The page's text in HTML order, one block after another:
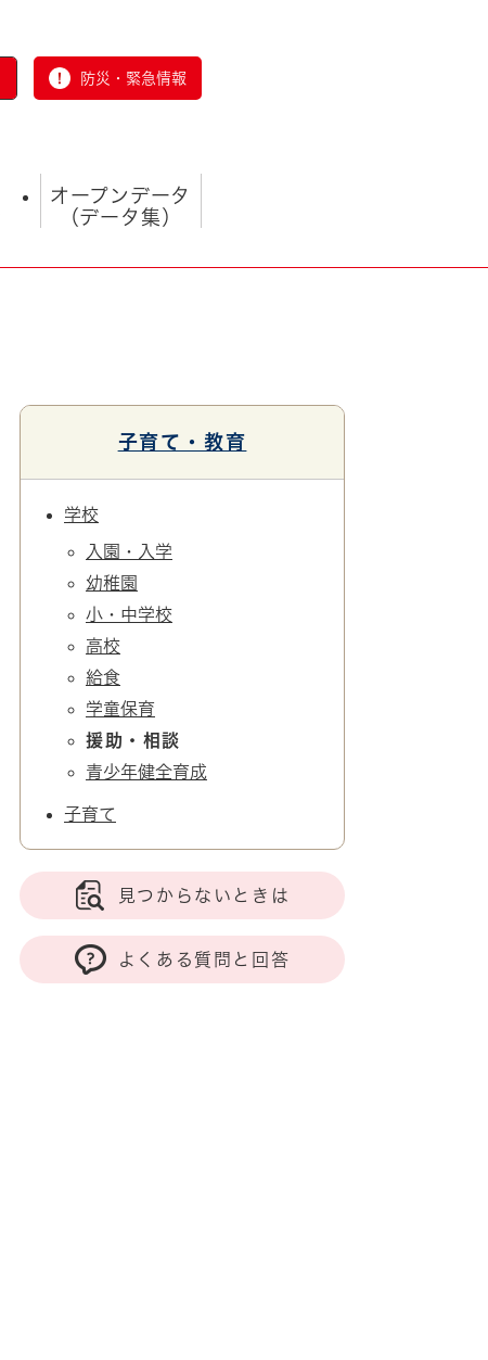
防災・緊急情報
オープンデータ
（データ集）
子育て・教育
学校
入園・入学
幼稚園
小・中学校
高校
給食
学童保育
援助・相談
青少年健全育成
子育て
見つからないときは
よくある質問と回答